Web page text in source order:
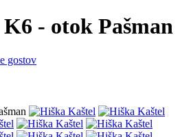
- otok Pašman
gostov